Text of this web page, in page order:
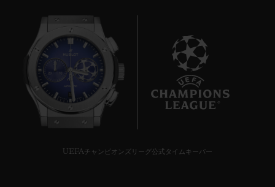
UEFAチャンピオンズリーグ公式タイムキーパー